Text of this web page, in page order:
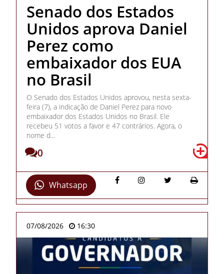
Senado dos Estados
Unidos aprova Daniel
Perez como
embaixador dos EUA
no Brasil
O Senado dos Estados Unidos aprovou, nesta sexta-
feira (7), a indicação de Daniel Perez para novo
embaixador dos Estados Unidos no Brasil. Ele
recebeu 51 votos a favor e 47 contrários. Agora, o
nome d...
0
Whatsapp
07/08/2026 16:30